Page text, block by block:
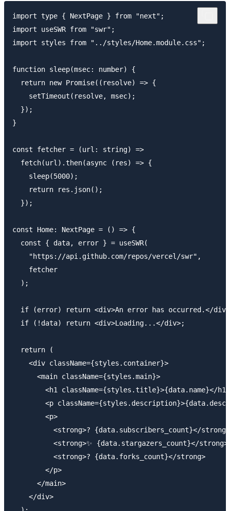
import type { NextPage } from "next";
import useSWR from "swr";
import styles from "../styles/Home.module.css";
function sleep(msec: number) {
  return new Promise((resolve) => {
    setTimeout(resolve, msec);
  });
}
const fetcher = (url: string) =>
  fetch(url).then(async (res) => {
    sleep(5000);
    return res.json();
  });
const Home: NextPage = () => {
  const { data, error } = useSWR(
    "https://api.github.com/repos/vercel/swr",
    fetcher
  );
if (error) return <div>An error has occurred.</
  if (!data) return <div>Loading...</div>;
  return (
    <div className={styles.container}>
      <main className={styles.main}>
        <h1 className={styles.title}>{data.name}</h1>
<p
        <p>
<strong>? {data.subscribers_count}</
<strong>✨ {data.stargazers_count}</
          <strong>? {data.forks_count}</strong>
        </p>
      </main>
    </div>